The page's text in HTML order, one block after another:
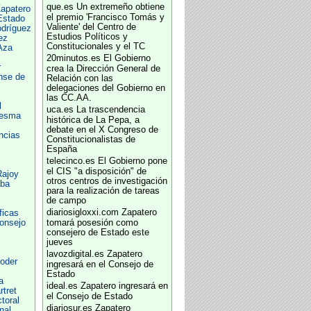
de
que.es Un extremeño obtiene
el premio 'Francisco Tomás y
Valiente' del Centro de
Estudios Políticos y
Constitucionales y el TC
20minutos.es El Gobierno
crea la Dirección General de
Relación con las
delegaciones del Gobierno en
las CC.AA.
uca.es La trascendencia
histórica de La Pepa, a
debate en el X Congreso de
Constitucionalistas de
España
telecinco.es El Gobierno pone
el CIS "a disposición" de
otros centros de investigación
para la realización de tareas
de campo
diariosigloxxi.com Zapatero
tomará posesión como
consejero de Estado este
jueves
lavozdigital.es Zapatero
ingresará en el Consejo de
Estado
ideal.es Zapatero ingresará en
el Consejo de Estado
diariosur.es Zapatero